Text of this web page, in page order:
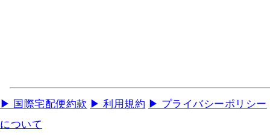
▶ 国際宅配便約款 ▶ 利用規約 ▶ プライバシーポリシー
について